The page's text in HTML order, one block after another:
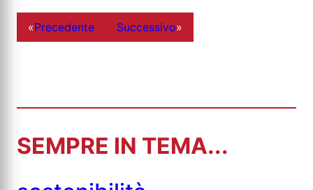
«Precedente Successivo»
SEMPRE IN TEMA...